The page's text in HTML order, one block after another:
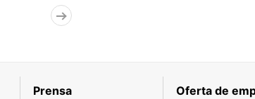
Prensa Oferta de